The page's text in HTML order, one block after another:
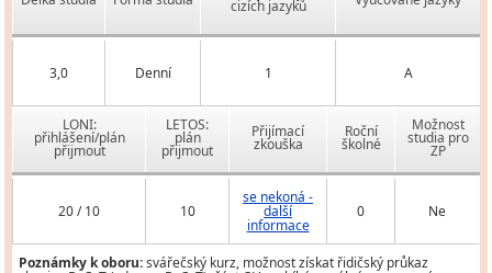
cizích jazyků
3,0 Denní 1 A
LONI:
přihlášení/plán
přijmout
LETOS:
plán
přijmout
Přijímací
zkouška
Roční
školné
Možnost
studia pro
ZP
20 / 10 10
se nekoná -
další
informace
0 Ne
Poznámky k oboru:svářečský kurz, možnost získat řidičský průkaz